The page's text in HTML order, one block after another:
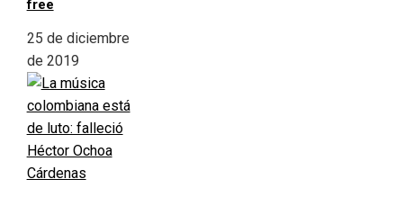
free
25 de diciembre
de 2019